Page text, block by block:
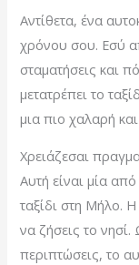
Αντίθετα, ένα
χρόνου σου. Εσύ
σταματήσεις και
μετατρέπει το
μια πιο χαλαρή
Χρειάζεσαι
Αυτή είναι μία
ταξίδι στη Μήλο.
να ζήσεις το
περιπτώσεις, το